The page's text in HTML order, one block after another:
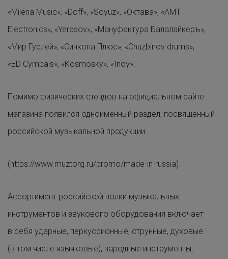
«Milena Music», «Doff», «Soyuz», «Октава», «АМТ
Electronics», «Yerasov», «Мануфактура Балалайкеръ»,
«Мир Гуслей», «Синкопа Плюс», «Chuzbinov drums»,
«ED Cymbals», «Kosmosky», «Inoy».
Помимо физических стендов на официальном сайте
магазина появился одноименный раздел, посвященный
российской музыкальной продукции.
(https://www.muztorg.ru/promo/made-in-russia)
Ассортимент российской полки музыкальных
инструментов и звукового оборудования включает
в себя ударные, перкуссионные, струнные, духовые
(в том числе язычковые), народные инструменты,